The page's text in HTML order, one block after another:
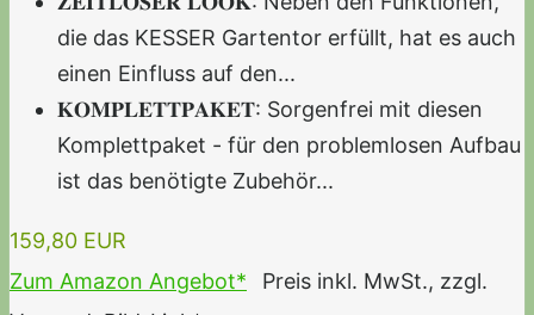
die das KESSER Gartentor erfüllt, hat es auch
einen Einfluss auf den...
𝐊𝐎𝐌𝐏𝐋𝐄𝐓𝐓𝐏𝐀𝐊𝐄𝐓: Sorgenfrei mit diesen
Komplettpaket - für den problemlosen Aufbau
ist das benötigte Zubehör...
159,80 EUR
Zum Amazon Angebot*
Preis inkl. MwSt., zzgl.